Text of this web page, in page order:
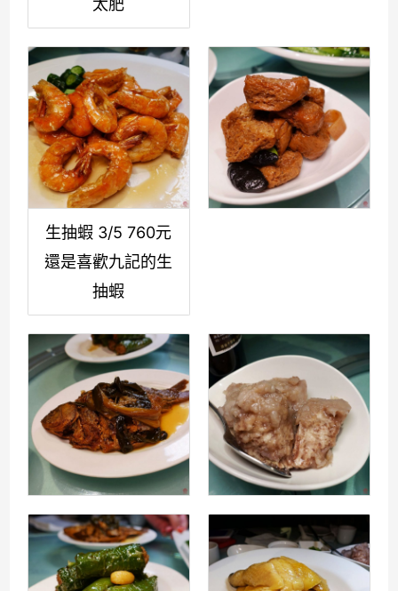
生抽蝦 3/5 760元
還是喜歡九記的生
抽蝦